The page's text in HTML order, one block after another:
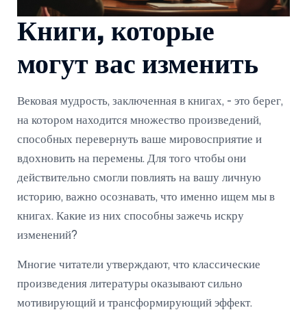
Книги, которые
могут вас изменить
Вековая мудрость, заключенная в книгах, - это берег,
на котором находится множество произведений,
способных перевернуть ваше мировосприятие и
вдохновить на перемены. Для того чтобы они
действительно смогли повлиять на вашу личную
историю, важно осознавать, что именно ищем мы в
книгах. Какие из них способны зажечь искру
изменений?
Многие читатели утверждают, что классические
произведения литературы оказывают сильно
мотивирующий и трансформирующий эффект.